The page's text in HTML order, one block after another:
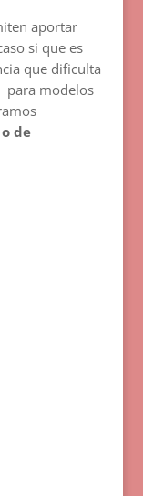
aportar
si que es
que dificulta
para modelos
de